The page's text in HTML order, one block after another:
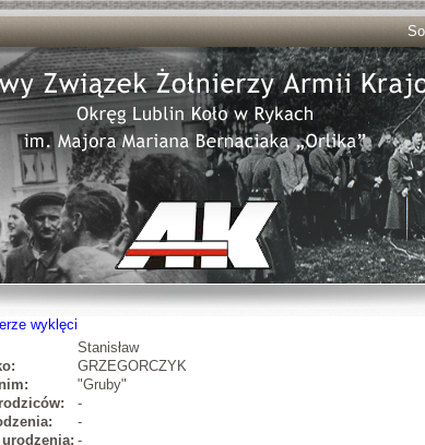
wyklęci
Stanisław
GRZEGORCZYK
"Gruby"
-
-
-